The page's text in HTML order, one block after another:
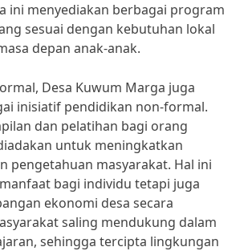
ini menyediakan berbagai program
sesuai dengan kebutuhan lokal
depan anak-anak.
Desa Kuwum Marga juga
inisiatif pendidikan non-formal.
dan pelatihan bagi orang
untuk meningkatkan
pengetahuan masyarakat. Hal ini
bagi individu tetapi juga
ekonomi desa secara
saling mendukung dalam
sehingga tercipta lingkungan